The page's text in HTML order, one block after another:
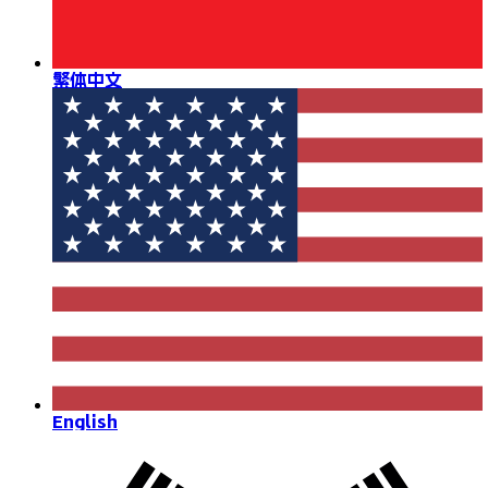
繁体中文
English